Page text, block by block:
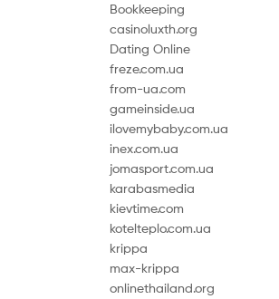
Bookkeeping
casinoluxth.org
Dating Online
freze.com.ua
from-ua.com
gameinside.ua
ilovemybaby.com.ua
inex.com.ua
jomasport.com.ua
karabasmedia
kievtime.com
kotelteplo.com.ua
krippa
max-krippa
onlinethailand.org